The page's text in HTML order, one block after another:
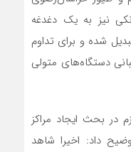
نیز به یک دغدغه
شده و برای تداوم
دستگاه‌های متولی
در بحث ایجاد مراکز
داد: اخیرا شاهد